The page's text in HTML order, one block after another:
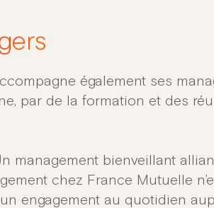
également ses
par de la formation et des
management bienveillant
chez France Mutuelle
un engagement au quotidien